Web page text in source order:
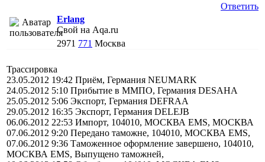
Ответить
Erlang
Свой на Aqa.ru
2971 771 Москва
Трассировка
23.05.2012 19:42 Приём, Германия NEUMARK
24.05.2012 5:10 Прибытие в ММПО, Германия DESAHA
25.05.2012 5:06 Экспорт, Германия DEFRAA
29.05.2012 16:35 Экспорт, Германия DELEJB
06.06.2012 22:53 Импорт, 104010, МОСКВА EMS, МОСКВА
07.06.2012 9:20 Передано таможне, 104010, МОСКВА EMS,
07.06.2012 9:36 Таможенное оформление завершено, 104010,
МОСКВА EMS, Выпущено таможней,